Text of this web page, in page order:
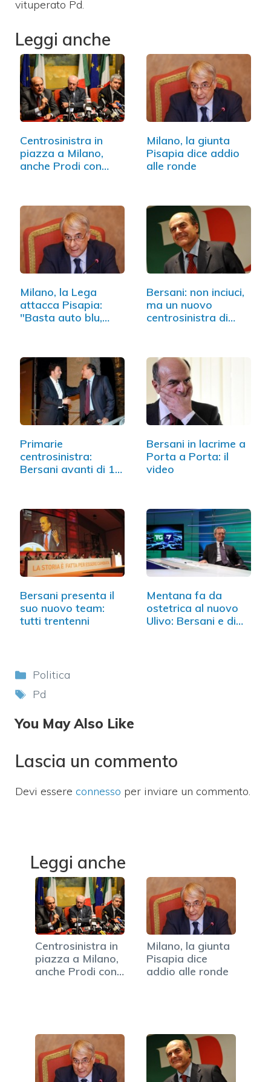
vituperato Pd.
Leggi anche
Centrosinistra in
piazza a Milano,
anche Prodi con…
Milano, la giunta
Pisapia dice addio
alle ronde
Milano, la Lega
attacca Pisapia:
"Basta auto blu,…
Bersani: non inciuci,
ma un nuovo
centrosinistra di
Primarie
centrosinistra:
Bersani avanti di 10
Bersani in lacrime a
Porta a Porta: il
video
Bersani presenta il
suo nuovo team:
tutti trentenni
Mentana fa da
ostetrica al nuovo
Ulivo: Bersani e di…
Categorie
Politica
Tag
Pd
You May Also Like
Lascia un commento
Devi essere connesso per inviare un commento.
Leggi anche
Centrosinistra in
piazza a Milano,
anche Prodi con…
Milano, la giunta
Pisapia dice
addio alle ronde